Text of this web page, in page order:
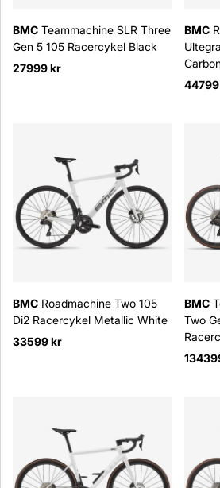
BMC Teammachine SLR Three
Gen 5 105 Racercykel Black
27999 kr
BMC
BMC Roadmachine Two 105
Di2 Racercykel Metallic White
33599 kr
BMC
Two